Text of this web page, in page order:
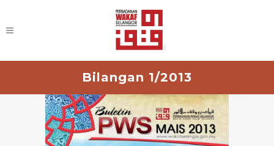
Bilangan 1/2013